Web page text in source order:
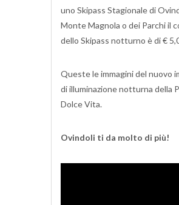
uno Skipass Stagionale di
Monte Magnola o dei Parchi il
dello Skipass notturno è di €
Queste le immagini del nuovo
di illuminazione notturna della
Dolce Vita.
Ovindoli ti da molto di più!